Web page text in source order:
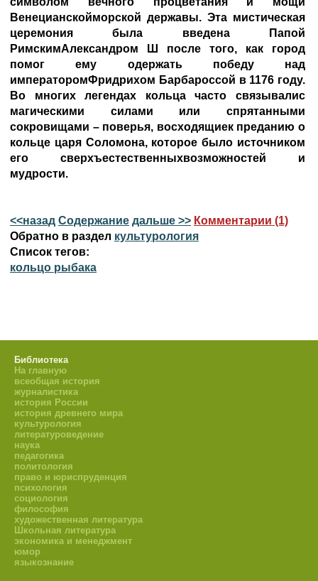
Венецианскойморской державы. Эта мистическая
церемония была введена Папой
РимскимАлександром Ш после того, как город
помог ему одержать победу над
императоромФридрихом Барбароссой в 1176 году.
Во многих легендах кольца часто связывалис
магическими силами или спрятанными
сокровищами – поверья, восходящиек преданию о
кольце царя Соломона, которое было источником
его сверхъестественныхвозможностей и
мудрости.
<<назад Содержание дальше >> Комментарии (1)
Обратно в раздел культурология
Список тегов:
кольцо рыбака
Библиотека
На главную
всеобщая история
журналистика
история России
история древнего мира
культурология
литературоведение
наука
педагогика
политология
право и юриспруденция
психология
социология
философия
художественная литература
Школьная литература
экономика и менеджмент
юмор
языкознание